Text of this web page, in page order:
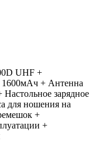
UHF +
+ Антенна
Настольное зарядное
для ношения на
+
+